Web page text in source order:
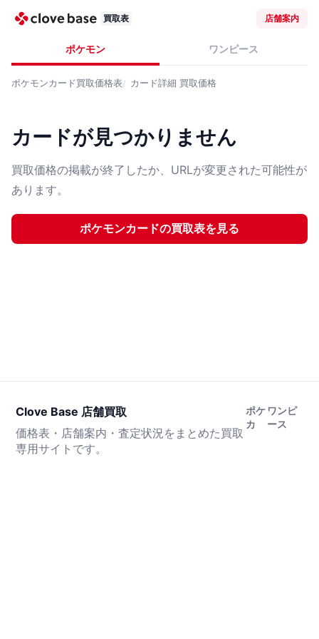
買取表 店舗案内
ポケモン ワンピース
ポケモンカード買取価格表 カード詳細 買取価格
カードが見つかりません
買取価格の掲載が終了したか、URLが変更された可能性が
あります。
ポケモンカードの買取表を見る
Clove Base 店舗買取
価格表・店舗案内・査定状況をまとめた買取
専用サイトです。
ポケ
カ
ワンピ
ース